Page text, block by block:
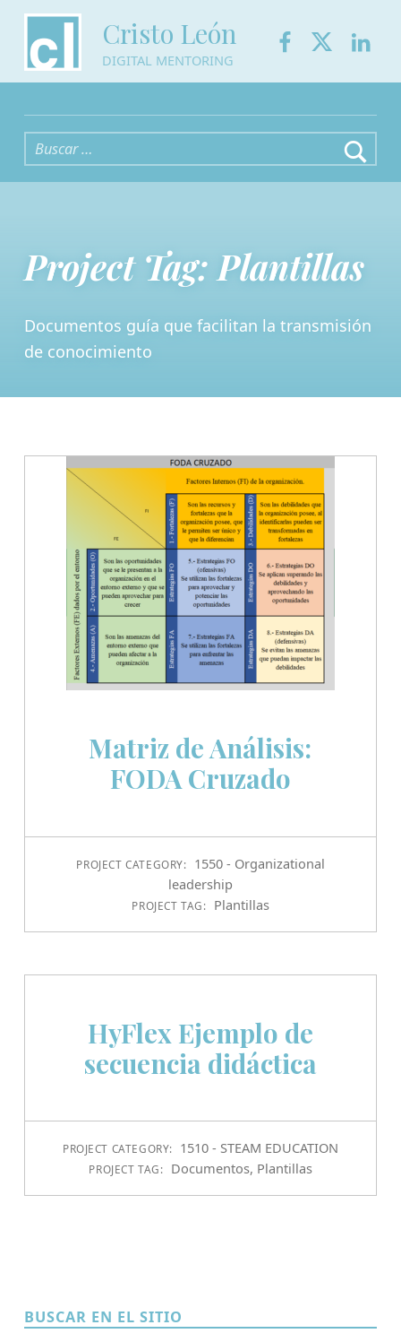
Cristo León
DIGITAL MENTORING
Buscar:
Project Tag: Plantillas
Documentos guía que facilitan la transmisión
de conocimiento
Matriz de Análisis:
FODA Cruzado
PROJECT CATEGORY:
1550 - Organizational
leadership
PROJECT TAG: Plantillas
HyFlex Ejemplo de
secuencia didáctica
PROJECT CATEGORY: 1510 - STEAM EDUCATION
PROJECT TAG: Documentos, Plantillas
BUSCAR EN EL SITIO